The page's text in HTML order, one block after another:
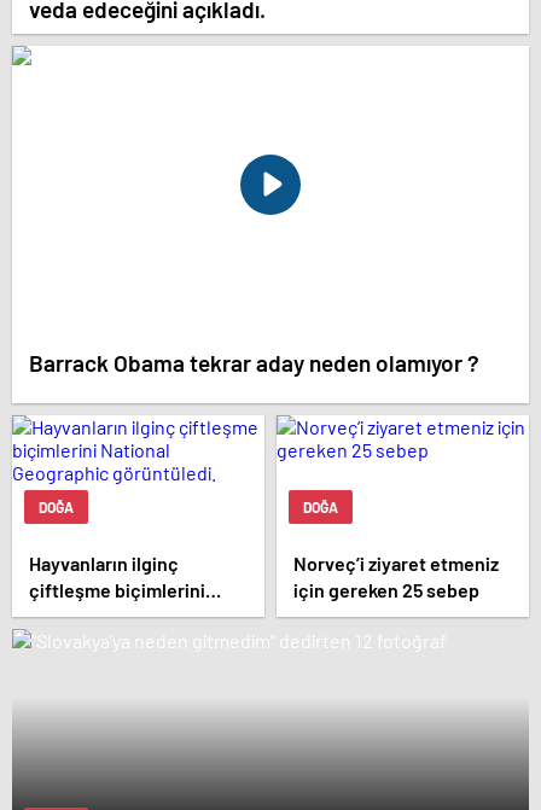
veda edeceğini açıkladı.
Barrack Obama tekrar aday neden olamıyor ?
DOĞA
Hayvanların ilginç
çiftleşme biçimlerini
National Geographic
görüntüledi.
DOĞA
Norveç’i ziyaret etmeniz
için gereken 25 sebep